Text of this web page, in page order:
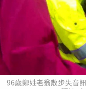
96歲鄭姓老翁散步失音